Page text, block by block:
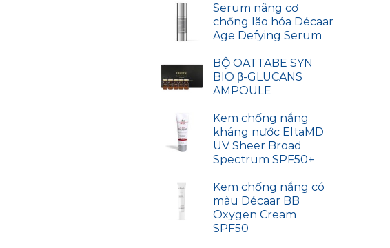
Serum nâng cơ
chống lão hóa Décaar
Age Defying Serum
BỘ OATTABE SYN
BIO β-GLUCANS
AMPOULE
Kem chống nắng
kháng nước EltaMD
UV Sheer Broad
Spectrum SPF50+
Kem chống nắng có
màu Décaar BB
Oxygen Cream
SPF50